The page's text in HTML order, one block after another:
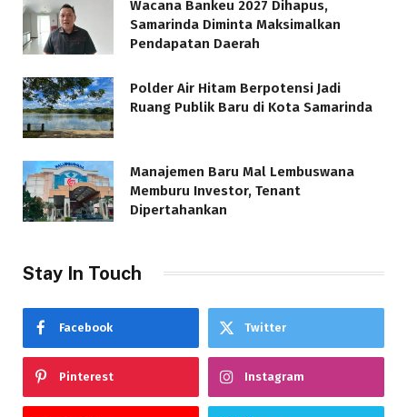
Wacana Bankeu 2027 Dihapus,
Samarinda Diminta Maksimalkan
Pendapatan Daerah
Polder Air Hitam Berpotensi Jadi
Ruang Publik Baru di Kota Samarinda
Manajemen Baru Mal Lembuswana
Memburu Investor, Tenant
Dipertahankan
Stay In Touch
Facebook Twitter
Pinterest Instagram